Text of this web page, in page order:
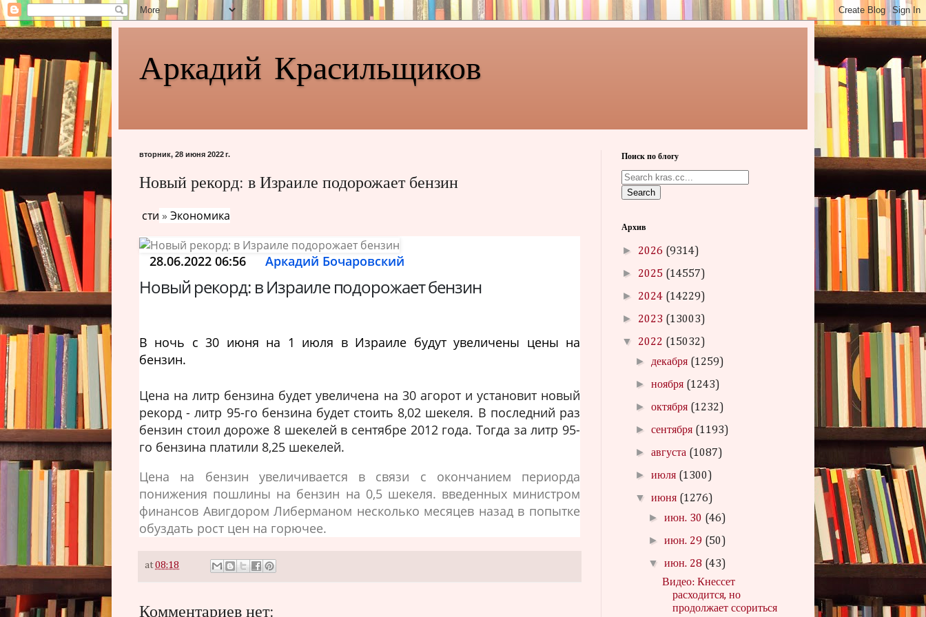
Аркадий Красильщиков
вторник, 28 июня 2022 г.
Новый рекорд: в Израиле подорожает бензин
сти » Экономика
28.06.2022 06:56 Аркадий Бочаровский
Новый рекорд: в Израиле подорожает бензин
В ночь с 30 июня на 1 июля в Израиле будут увеличены цены на
бензин.
Цена на литр бензина будет увеличена на 30 агорот и установит новый
рекорд - литр 95-го бензина будет стоить 8,02 шекеля. В последний раз
бензин стоил дороже 8 шекелей в сентябре 2012 года. Тогда за литр 95-
го бензина платили 8,25 шекелей.
Цена на бензин увеличивается в связи с окончанием периорда
понижения пошлины на бензин на 0,5 шекеля. введенных министром
финансов Авигдором Либерманом несколько месяцев назад в попытке
обуздать рост цен на горючее.
at08:18
Комментариев нет:
Поиск по блогу
Search
Архив
► 2026 (9314)
► 2025 (14557)
► 2024 (14229)
► 2023 (13003)
▼ 2022 (15032)
► декабря (1259)
►ноября (1243)
►октября (1232)
►сентября (1193)
►августа (1087)
►июля (1300)
▼июня (1276)
►июн. 30 (46)
►июн. 29 (50)
▼июн. 28 (43)
Видео: Кнессет
расходится, но
продолжает ссориться